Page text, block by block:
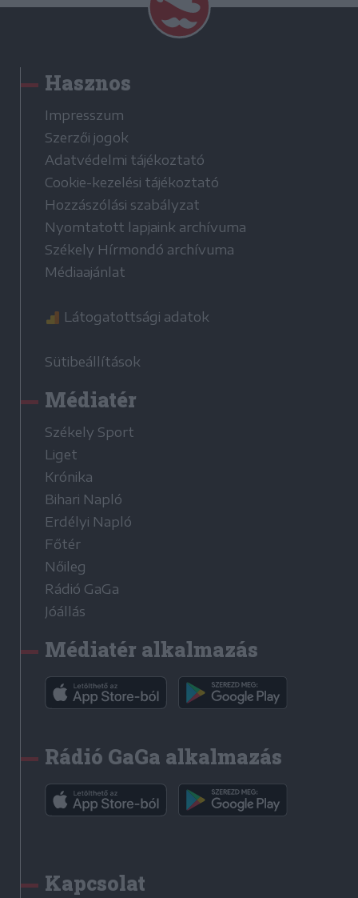
Hasznos
Impresszum
Szerzői jogok
Adatvédelmi tájékoztató
Cookie-kezelési tájékoztató
Hozzászólási szabályzat
Nyomtatott lapjaink archívuma
Székely Hírmondó archívuma
Médiaajánlat
Látogatottsági adatok
Sütibeállítások
Médiatér
Székely Sport
Liget
Krónika
Bihari Napló
Erdélyi Napló
Főtér
Nőileg
Rádió GaGa
Jóállás
Médiatér alkalmazás
Rádió GaGa alkalmazás
Kapcsolat